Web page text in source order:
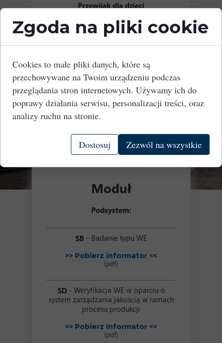
Moduł
Podsystem:
SB - Badanie typu WE
>> Pobierz informator <<
(pdf)
SD- Weryfikacja WE w oparciu o
system zarządzania jakością w ramach
procesu produkcji
>> Pobierz informator <<
(pdf)
Przewijak dla dzieci
Urządzenia do wzywania pomocy
Urządzenia wspomagające wsiadanie
Zgoda na pliki cookie
Cookies to małe pliki danych, które są
przechowywane na Twoim urządzeniu podczas
przeglądania stron internetowych. Używamy ich do
poprawy działania serwisu, personalizacji treści, oraz
analizy ruchu na stronie.
Dostosuj Zezwól na wszystkie